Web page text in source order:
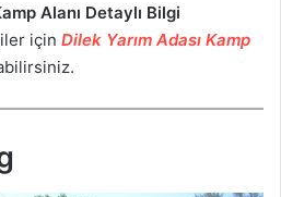
Alanı Detaylı Bilgi
için Dilek Yarım Adası Kamp